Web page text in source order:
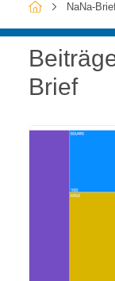
NaNa-
Brief